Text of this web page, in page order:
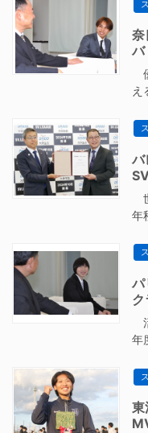
え
バ
年
年
東